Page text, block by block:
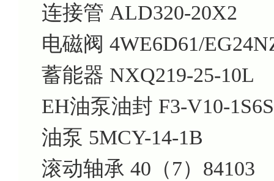
连接管 ALD320-20X2
电磁阀 4WE6D61/
蓄能器 NXQ219-25-10L
EH油泵油封 F3-V10-
油泵 5MCY-14-1B
滚动轴承 40（7）84103